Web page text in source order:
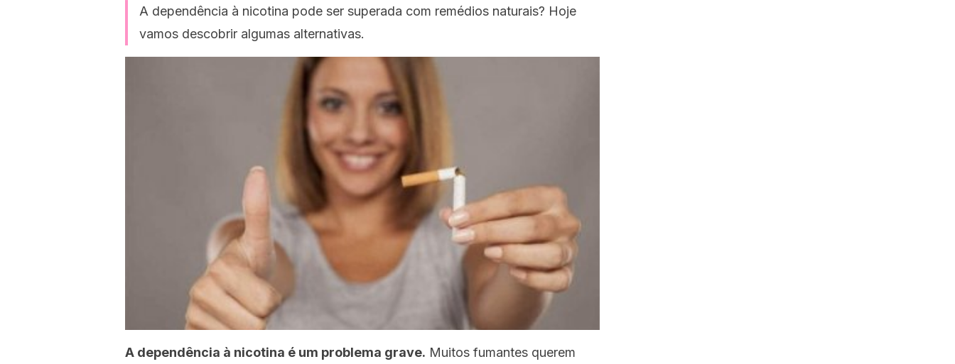
A dependência à nicotina pode ser superada com remédios naturais? Hoje
vamos descobrir algumas alternativas.
A dependência à nicotina é um problema grave. Muitos fumantes querem